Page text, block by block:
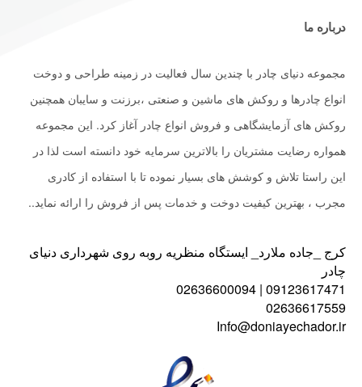
درباره ما
مجموعه دنیای چادر با چندین سال فعالیت در زمینه طراحی و دوخت
انواع چادرها و روکش های ماشین و صنعتی ،برزنت و سایبان همچنین
روکش های آزمایشگاهی و فروش انواع چادر آغاز کرد. این مجموعه
همواره رضایت مشتریان را بالاترین سرمایه خود دانسته است لذا در
این راستا تلاش و کوشش های بسیار نموده تا با استفاده از کادری
مجرب ، بهترین کیفیت دوخت و خدمات پس از فروش را ارائه نماید..
کرج _جاده ملارد_ ایستگاه منظریه روبه روی شهرداری دنیای
چادر
09123617471 | 02636600094
02636617559
Info@doniayechador.ir